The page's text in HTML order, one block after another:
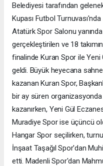
Belediyesi tarafından
Kupası Futbol
Atatürk Spor Salonu
gerçekleştirilen ve 18
finalinde Kuran Spor ile Yeni
geldi. Büyük heyecana
kazanan Kuran Spor,
bir ay süren organizasyonda
kazanırken, Yeni Gül
Muradiye Spor ise üçüncü
Hangar Spor seçilirken,
İnşaat Taşağıl Spor'dan
etti. Madenli Spor'dan